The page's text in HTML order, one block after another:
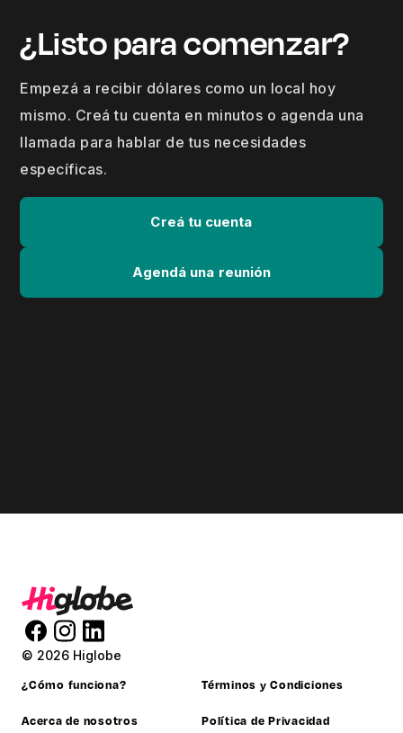
¿Listo para comenzar?
Empezá a recibir dólares como un local hoy
mismo. Creá tu cuenta en minutos o agenda una
llamada para hablar de tus necesidades
específicas.
Creá tu cuenta
Agendá una reunión
© 2026 Higlobe
¿Cómo funciona?
Acerca de nosotros
Términos y Condiciones
Política de Privacidad